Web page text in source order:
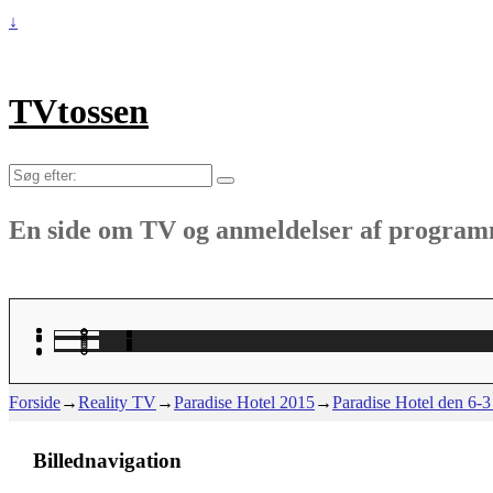
↓
TVtossen
Søg
En side om TV og anmeldelser af
Forside→Reality TV→Paradise Hotel 2015→Paradise Hotel den 6-
Billednavigation